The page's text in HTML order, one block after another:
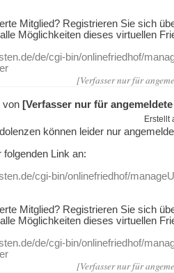
Mitglied? Registrieren Sie sich
Möglichkeiten dieses virtuellen
de/cgi-bin/onlinefriedhof/
[Verfasser nur für
von [Verfasser nur für
Erstellt
können leider nur
folgenden Link an:
cgi-bin/onlinefriedhof/
Mitglied? Registrieren Sie sich
Möglichkeiten dieses virtuellen
de/cgi-bin/onlinefriedhof/
[Verfasser nur für